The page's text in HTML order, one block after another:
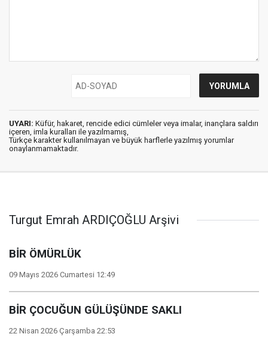
UYARI: Küfür, hakaret, rencide edici cümleler veya imalar, inançlara saldırı
içeren, imla kuralları ile yazılmamış,
Türkçe karakter kullanılmayan ve büyük harflerle yazılmış yorumlar
onaylanmamaktadır.
Turgut Emrah ARDIÇOĞLU Arşivi
BİR ÖMÜRLÜK
09 Mayıs 2026 Cumartesi 12:49
BİR ÇOCUĞUN GÜLÜŞÜNDE SAKLI
22 Nisan 2026 Çarşamba 22:53